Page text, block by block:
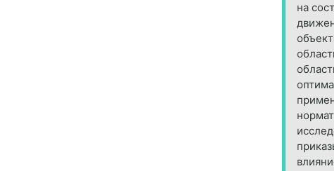
на